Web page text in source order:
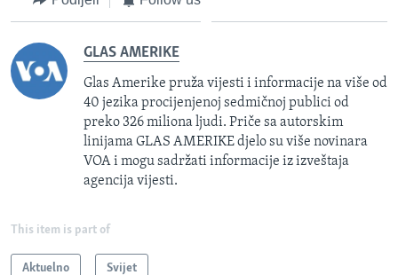
GLAS AMERIKE
Glas Amerike pruža vijesti i informacije na više od
40 jezika procijenjenoj sedmičnoj publici od
preko 326 miliona ljudi. Priče sa autorskim
linijama GLAS AMERIKE djelo su više novinara
VOA i mogu sadržati informacije iz izveštaja
agencija vijesti.
This item is part of
Aktuelno Svijet